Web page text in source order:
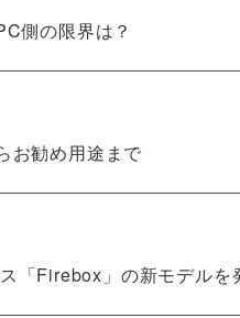
側の限界は？
お勧め用途まで
「Firebox」の新モデルを